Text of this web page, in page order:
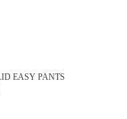
EASY PANTS